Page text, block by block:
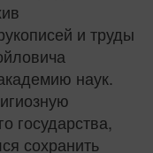
и труды
наук.
государства,
сохранить